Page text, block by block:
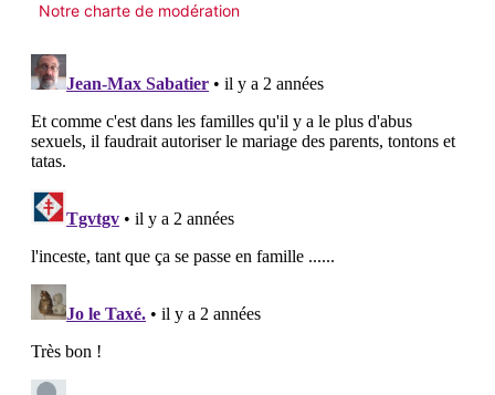
Notre charte de modération